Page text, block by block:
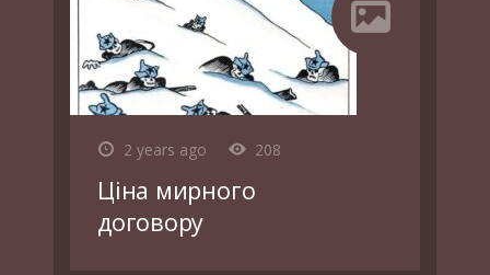
2 years ago 208
Ціна мирного
договору